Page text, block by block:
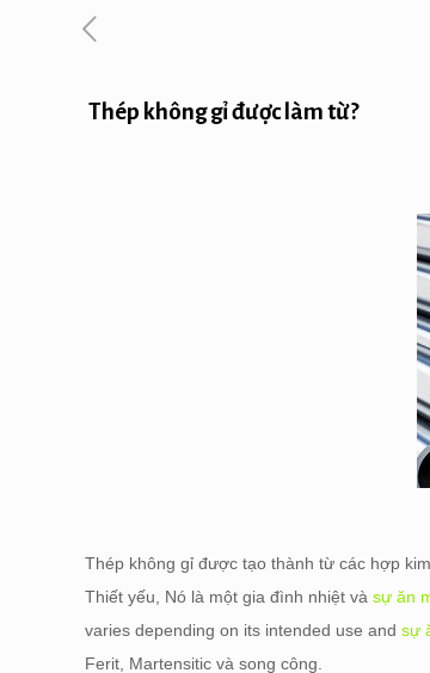
Thép không gỉ được làm từ?
Thép không gỉ được tạo thành từ các hợp
Thiết yếu, Nó là một gia đình nhiệt vàsự ăn
varies depending on its intended use and sự
Ferit, Martensitic và song công.